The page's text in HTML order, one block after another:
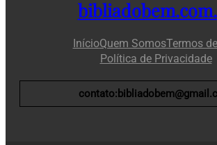
InícioQuem SomosTermos
Política de Privacidade